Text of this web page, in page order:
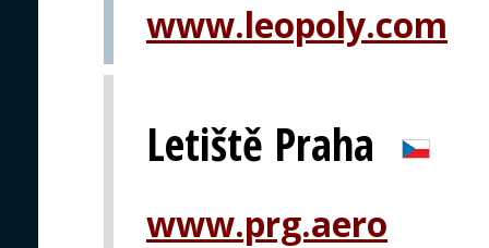
www.leopoly.com
Letiště Praha
www.prg.aero